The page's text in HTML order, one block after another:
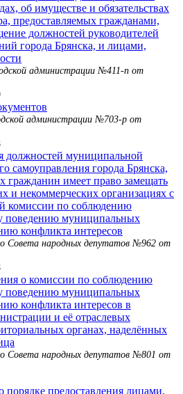
об имуществе и обязательствах
предоставляемых гражданами,
должностей руководителей
города Брянска, и лицами,
администрации №411-п от
администрации №703-р от
должностей муниципальной
самоуправления города Брянска,
гражданин имеет право замещать
и некоммерческих организациях с
комиссии по соблюдению
поведению муниципальных
конфликта интересов
Совета народных депутатов №962 от
о комиссии по соблюдению
поведению муниципальных
конфликта интересов в
и её отраслевых
органах, наделённых
Совета народных депутатов №801 от
предоставления лицами,